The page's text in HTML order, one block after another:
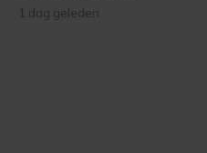
1 dag geleden